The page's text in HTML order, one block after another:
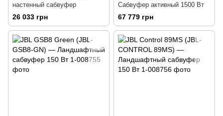
настенный сабвуфер
26 033 грн
Сабвуфер активный 1500 Вт
67 779 грн